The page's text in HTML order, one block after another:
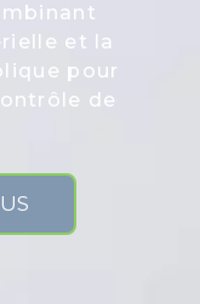
et la
pour
de